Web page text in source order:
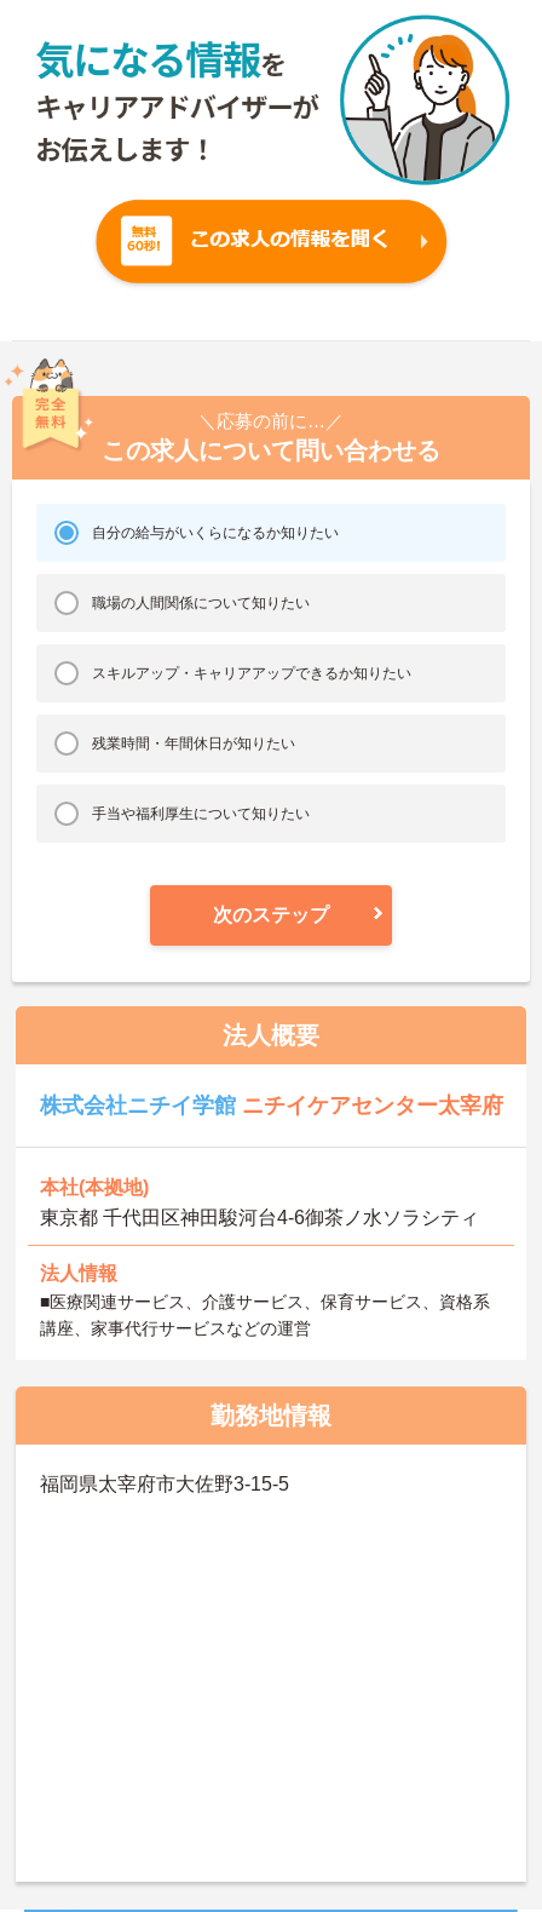
＼応募の前に…／
この求人について問い合わせる
自分の給与がいくらになるか知りたい
職場の人間関係について知りたい
スキルアップ・キャリアアップできるか知りたい
残業時間・年間休日が知りたい
手当や福利厚生について知りたい
次のステップ
法人概要
株式会社ニチイ学館 ニチイケアセンター太宰府
本社(本拠地)
東京都 千代田区神田駿河台4-6御茶ノ水ソラシティ
法人情報
■医療関連サービス、介護サービス、保育サービス、資格系
講座、家事代行サービスなどの運営
勤務地情報
福岡県太宰府市大佐野3-15-5